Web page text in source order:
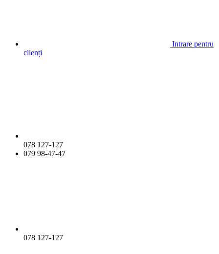
Intrare pentru
clienți
078 127-127
079 98-47-47
078 127-127